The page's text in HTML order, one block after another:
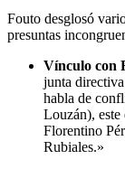
Fouto desglosó
presuntas
Vínculo con
junta
habla de
Louzán), este
Florentino
Rubiales.»